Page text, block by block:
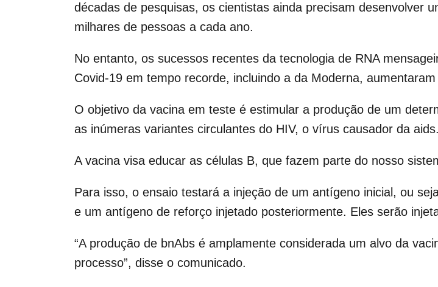
décadas de pesquisas, os cientistas ainda precisam desenvolver
milhares de pessoas a cada ano.
No entanto, os sucessos recentes da tecnologia de RNA
Covid-19 em tempo recorde, incluindo a da Moderna,
O objetivo da vacina em teste é estimular a produção de um
as inúmeras variantes circulantes do HIV, o vírus causador da aids.
A vacina visa educar as células B, que fazem parte do nosso
Para isso, o ensaio testará a injeção de um antígeno inicial, ou
e um antígeno de reforço injetado posteriormente. Eles serão
“A produção de bnAbs é amplamente considerada um alvo da
processo”, disse o comunicado.